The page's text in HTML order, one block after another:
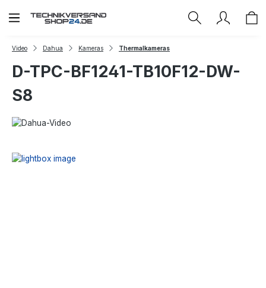
Zum Hauptinhalt springen
Video Dahua Kameras Thermalkameras
D-TPC-BF1241-TB10F12-DW-
S8